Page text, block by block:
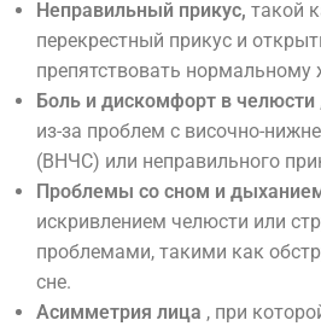
Неправильный прикус, такой
перекрестный прикус и
препятствовать
Боль и дискомфорт в челюсти
из-за проблем с височно-
(ВНЧС) или неправильного
Проблемы со сном и
искривлением челюсти или
проблемами, такими как
сне.
Асимметрия лица , при